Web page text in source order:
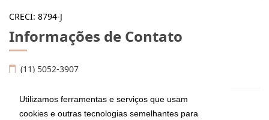
Utilizamos ferramentas e serviços que usam
cookies e outras tecnologias semelhantes para
CRECI: 8794-J
Informações de Contato
(11) 5052-3907
imoveis@coelhoelima.com.br